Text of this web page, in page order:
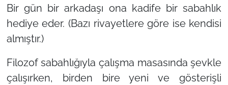
Bir gün bir arkadaşı ona kadife bir sabahlık
hediye eder. (Bazı rivayetlere göre ise kendisi
almıştır.)
Filozof sabahlığıyla çalışma masasında şevkle
çalışırken, birden bire yeni ve gösterişli